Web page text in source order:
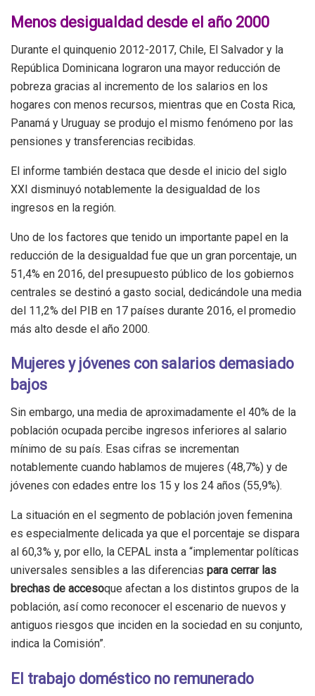
Menos desigualdad desde el año 2000
Durante el quinquenio 2012-2017, Chile, El Salvador y la
República Dominicana lograron una mayor reducción de
pobreza gracias al incremento de los salarios en los
hogares con menos recursos, mientras que en Costa Rica,
Panamá y Uruguay se produjo el mismo fenómeno por las
pensiones y transferencias recibidas.
El informe también destaca que desde el inicio del siglo
XXI disminuyó notablemente la desigualdad de los
ingresos en la región.
Uno de los factores que tenido un importante papel en la
reducción de la desigualdad fue que un gran porcentaje, un
51,4% en 2016, del presupuesto público de los gobiernos
centrales se destinó a gasto social, dedicándole una media
del 11,2% del PIB en 17 países durante 2016, el promedio
más alto desde el año 2000.
Mujeres y jóvenes con salarios demasiado
bajos
Sin embargo, una media de aproximadamente el 40% de la
población ocupada percibe ingresos inferiores al salario
mínimo de su país. Esas cifras se incrementan
notablemente cuando hablamos de mujeres (48,7%) y de
jóvenes con edades entre los 15 y los 24 años (55,9%).
La situación en el segmento de población joven femenina
es especialmente delicada ya que el porcentaje se dispara
al 60,3% y, por ello, la CEPAL insta a “implementar políticas
universales sensibles a las diferencias para cerrar las
brechas de accesoque afectan a los distintos grupos de la
población, así como reconocer el escenario de nuevos y
antiguos riesgos que inciden en la sociedad en su conjunto,
indica la Comisión”.
El trabajo doméstico no remunerado